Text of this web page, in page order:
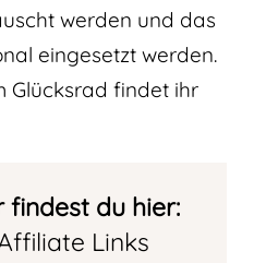
werden und das
eingesetzt werden.
Glücksrad findet ihr
du hier:
Links